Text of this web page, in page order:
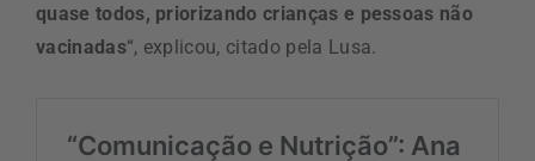
quase todos, priorizando crianças e pessoas não
vacinadas“, explicou, citado pela Lusa.